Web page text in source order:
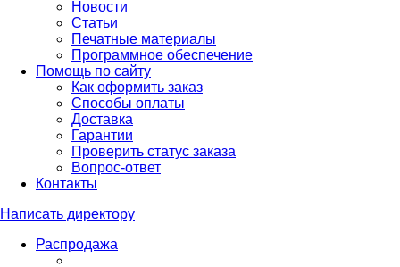
Новости
Статьи
Печатные материалы
Программное обеспечение
Помощь по сайту
Как оформить заказ
Способы оплаты
Доставка
Гарантии
Проверить статус заказа
Вопрос-ответ
Контакты
Написать директору
Распродажа